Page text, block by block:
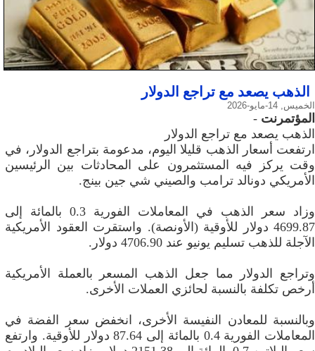
الذهب يصعد مع تراجع الدولار
الخميس, 14-مايو-2026
المؤتمرنت -
الذهب يصعد مع تراجع الدولار
ارتفعت أسعار الذهب قليلا اليوم، مدعومة بتراجع الدولار، في
وقت يركز فيه المستثمرون على المحادثات بين الرئيسين
الأمريكي دونالد ترامب والصيني شي جين بينج.
وزاد سعر الذهب في المعاملات الفورية 0.3 بالمائة إلى
4699.87 دولار للأوقية (الأونصة). واستقرت العقود الأمريكية
الآجلة للذهب تسليم يونيو عند 4706.90 دولار.
وتراجع الدولار مما جعل الذهب المسعر بالعملة الأمريكية
أرخص تكلفة بالنسبة لحائزي العملات الأخرى.
وبالنسبة للمعادن النفيسة الأخرى، انخفض سعر الفضة في
المعاملات الفورية 0.4 بالمائة إلى 87.64 دولار للأوقية. وارتفع